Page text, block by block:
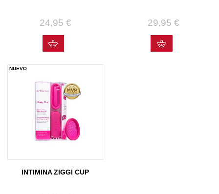
Precio
24,95 € Precio
29,95 €
NUEVO
INTIMINA ZIGGI CUP